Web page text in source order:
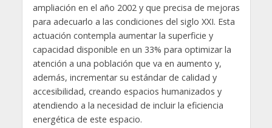
ampliación en el año 2002 y que precisa de mejoras
para adecuarlo a las condiciones del siglo XXI. Esta
actuación contempla aumentar la superficie y
capacidad disponible en un 33% para optimizar la
atención a una población que va en aumento y,
además, incrementar su estándar de calidad y
accesibilidad, creando espacios humanizados y
atendiendo a la necesidad de incluir la eficiencia
energética de este espacio.